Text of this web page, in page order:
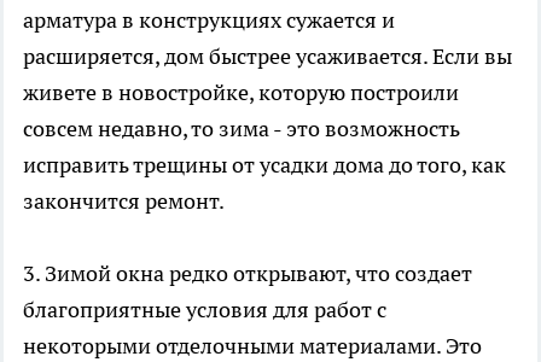
арматура в конструкциях сужается и
расширяется, дом быстрее усаживается. Если вы
живете в новостройке, которую построили
совсем недавно, то зима - это возможность
исправить трещины от усадки дома до того, как
закончится ремонт.
3. Зимой окна редко открывают, что создает
благоприятные условия для работ с
некоторыми отделочными материалами. Это